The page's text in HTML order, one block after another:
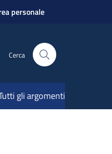
personale
Cerca
gli argomenti